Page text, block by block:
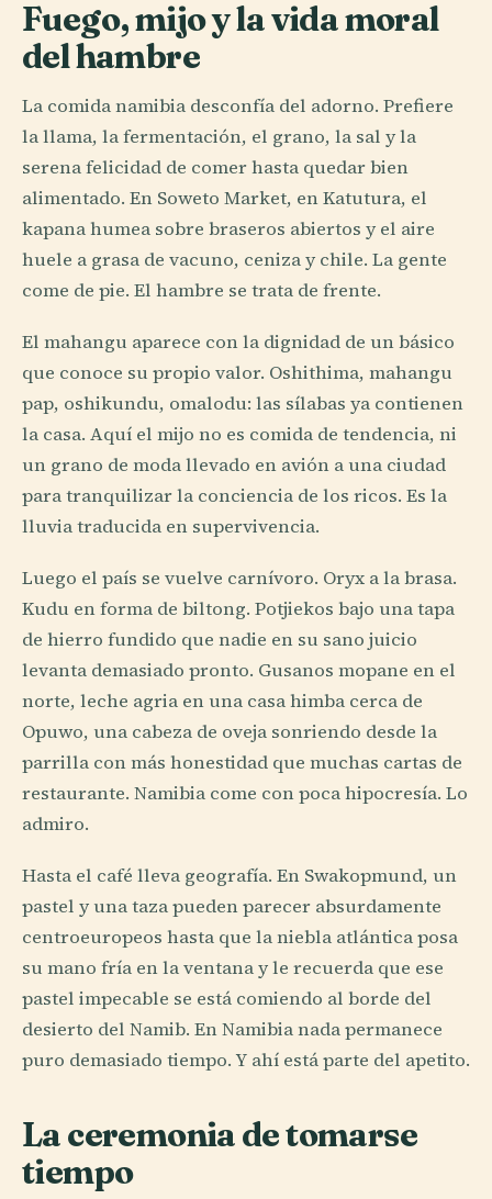
Fuego, mijo y la vida moral
del hambre
La comida namibia desconfía del adorno. Prefiere
la llama, la fermentación, el grano, la sal y la
serena felicidad de comer hasta quedar bien
alimentado. En Soweto Market, en Katutura, el
kapana humea sobre braseros abiertos y el aire
huele a grasa de vacuno, ceniza y chile. La gente
come de pie. El hambre se trata de frente.
El mahangu aparece con la dignidad de un básico
que conoce su propio valor. Oshithima, mahangu
pap, oshikundu, omalodu: las sílabas ya contienen
la casa. Aquí el mijo no es comida de tendencia, ni
un grano de moda llevado en avión a una ciudad
para tranquilizar la conciencia de los ricos. Es la
lluvia traducida en supervivencia.
Luego el país se vuelve carnívoro. Oryx a la brasa.
Kudu en forma de biltong. Potjiekos bajo una tapa
de hierro fundido que nadie en su sano juicio
levanta demasiado pronto. Gusanos mopane en el
norte, leche agria en una casa himba cerca de
Opuwo, una cabeza de oveja sonriendo desde la
parrilla con más honestidad que muchas cartas de
restaurante. Namibia come con poca hipocresía. Lo
admiro.
Hasta el café lleva geografía. En Swakopmund, un
pastel y una taza pueden parecer absurdamente
centroeuropeos hasta que la niebla atlántica posa
su mano fría en la ventana y le recuerda que ese
pastel impecable se está comiendo al borde del
desierto del Namib. En Namibia nada permanece
puro demasiado tiempo. Y ahí está parte del apetito.
La ceremonia de tomarse
tiempo